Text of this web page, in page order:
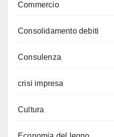
Commercio
Consolidamento debiti
Consulenza
crisi impresa
Cultura